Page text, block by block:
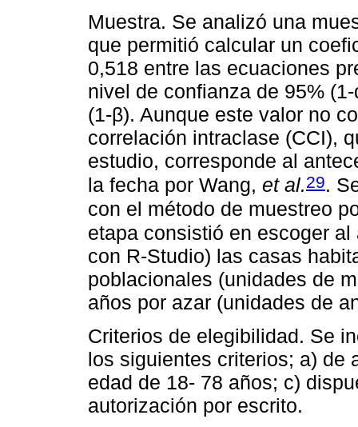
Muestra. Se analizó una
que permitió calcular un
0,518 entre las ecuaciones
nivel de confianza de 95%
(1-β). Aunque este valor no
correlación intraclase (CCI),
estudio, corresponde al
la fecha por Wang, et al.29.
con el método de muestreo
etapa consistió en escoger
con R-Studio) las casas
poblacionales (unidades de
años por azar (unidades de
Criterios de elegibilidad. Se
los siguientes criterios; a) de
edad de 18- 78 años; c)
autorización por escrito.